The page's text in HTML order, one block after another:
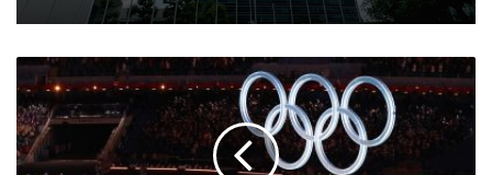
rade na izradi idejnog koncepta budućeg izgleda hotela
Veliko mi je zadovoljstvo što smo konačno pronašli pravog
kupca za hotel Igman i to 30 godina od njegovog rušenja.
Vjerujem da će investitori uložiti daleko više nego što je to